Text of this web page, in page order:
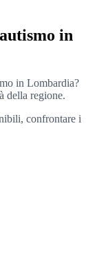
in
in Lombardia?
della regione.
confrontare i